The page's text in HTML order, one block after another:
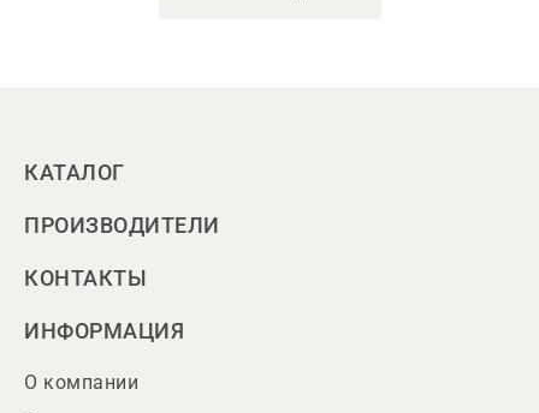
КАТАЛОГ
ПРОИЗВОДИТЕЛИ
КОНТАКТЫ
ИНФОРМАЦИЯ
О компании